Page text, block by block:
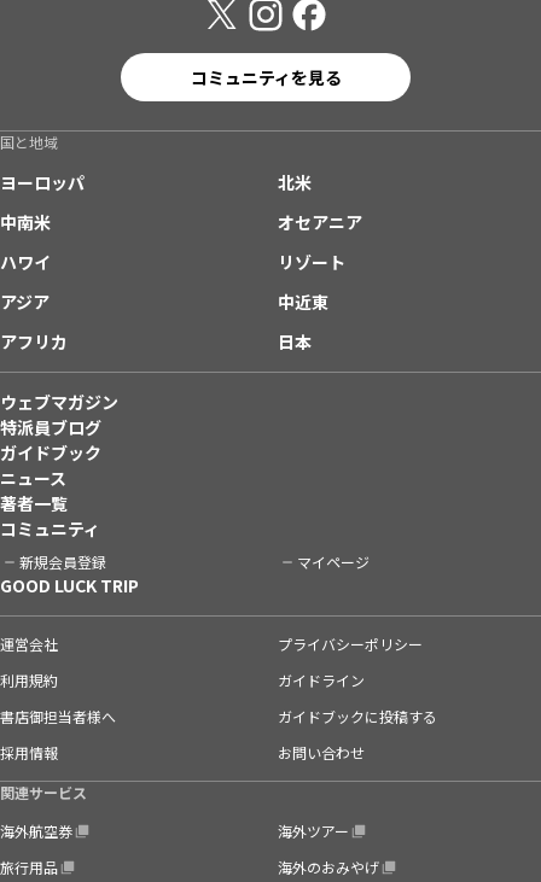
コミュニティを見る
国と地域
ヨーロッパ
北米
中南米
オセアニア
ハワイ
リゾート
アジア
中近東
アフリカ
日本
ウェブマガジン
特派員ブログ
ガイドブック
ニュース
著者一覧
コミュニティ
新規会員登録 マイページ
GOOD LUCK TRIP
運営会社
プライバシーポリシー
利用規約
ガイドライン
書店御担当者様へ
ガイドブックに投稿する
採用情報
お問い合わせ
関連サービス
海外航空券
海外ツアー
旅行用品
海外のおみやげ